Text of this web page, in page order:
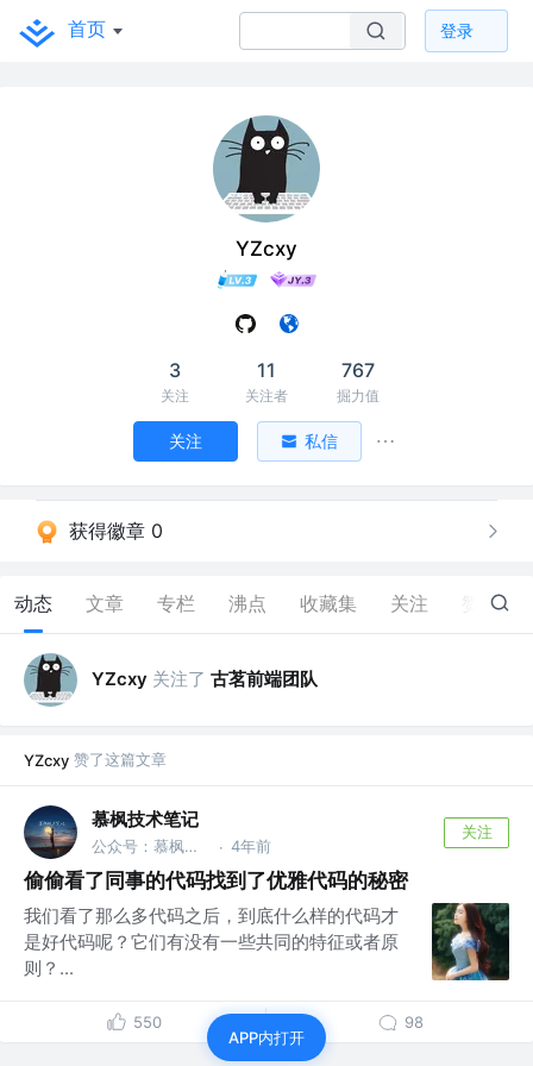
首页 登录
YZcxy
3
关注
11
关注者
767
掘力值
关注 私信
获得徽章 0
动态 文章 专栏 沸点 收藏集 关注 5
YZcxy 关注了 古茗前端团队
YZcxy 赞了这篇文章
慕枫技术笔记
公众号：慕枫技术笔记 @Alibaba · 4年前
关注
偷偷看了同事的代码找到了优雅代码的秘密
我们看了那么多代码之后，到底什么样的代码才
是好代码呢？它们有没有一些共同的特征或者原
则？...
550 98
APP内打开